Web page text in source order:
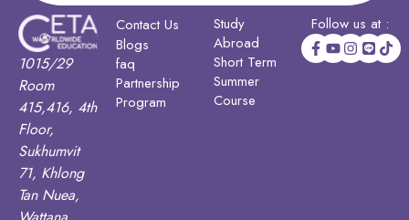
1015/29
Room
415,416, 4th
Floor,
Sukhumvit
71, Khlong
Tan Nuea,
Contact Us
Blogs
faq
Partnership
Program
Study
Abroad
Short Term
Summer
Course
Follow us at :